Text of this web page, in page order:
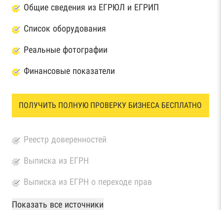
Общие сведения из ЕГРЮЛ и ЕГРИП
Список оборудования
Реальные фотографии
Финансовые показатели
ПОЛУЧИТЬ ПОЛНУЮ ПРОВЕРКУ БИЗНЕСА БЕСПЛАТНО
Реестр доверенностей
Выписка из ЕГРН
Выписка из ЕГРН о переходе прав
База Росстата
Показать все источники